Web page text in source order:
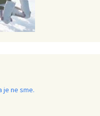
je ne sme.